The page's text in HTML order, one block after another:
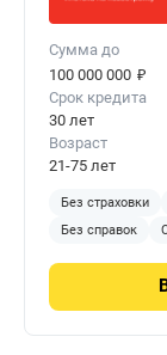
Сумма до
100 000 000 ₽
Срок кредита
30 лет
Возраст
21-75 лет
Без страховки
Без справок